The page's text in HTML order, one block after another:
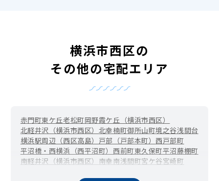
横浜市西区の
その他の宅配エリア
赤門町東ケ丘老松町岡野霞ケ丘（横浜市西区）
北軽井沢（横浜市西区） 北幸楠町御所山町境之谷浅間台
横浜駅周辺（西区高島） 戸部（戸部本町） 西戸部町
平沼橋・西横浜（西平沼町） 西前町東久保町平沼藤棚町
南軽井沢（横浜市西区） 南幸南浅間町宮ケ谷宮崎町